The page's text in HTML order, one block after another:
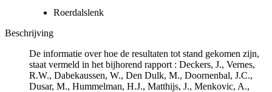
Roerdalslenk
Beschrijving
De informatie over hoe de resultaten tot stand gekomen zijn,
staat vermeld in het bijhorend rapport : Deckers, J., Vernes,
R.W., Dabekaussen, W., Den Dulk, M., Doornenbal, J.C.,
Dusar, M., Hummelman, H.J., Matthijs, J., Menkovic, A.,